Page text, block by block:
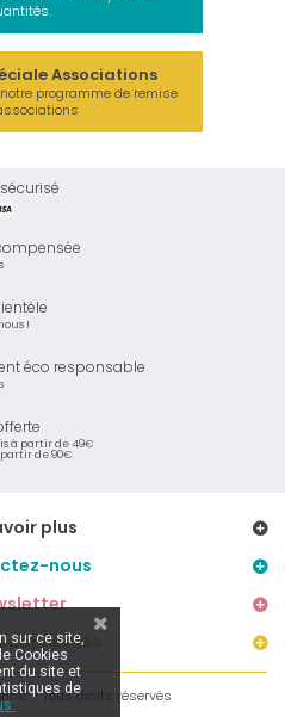
Associations
programme de remise
!
éco responsable
à partir de 49€
de 90€
plus
nous
connectés
- Tous droits réservés
sur ce site,
Cookies
du site et
de